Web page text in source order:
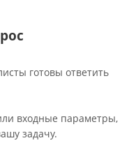
готовы ответить
входные параметры,
задачу.